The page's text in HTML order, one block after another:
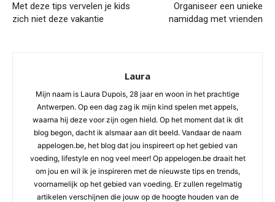
Met deze tips vervelen je kids
zich niet deze vakantie
Organiseer een unieke
namiddag met vrienden
Laura
Mijn naam is Laura Dupois, 28 jaar en woon in het prachtige
Antwerpen. Op een dag zag ik mijn kind spelen met appels,
waarna hij deze voor zijn ogen hield. Op het moment dat ik dit
blog begon, dacht ik alsmaar aan dit beeld. Vandaar de naam
appelogen.be, het blog dat jou inspireert op het gebied van
voeding, lifestyle en nog veel meer! Op appelogen.be draait het
om jou en wil ik je inspireren met de nieuwste tips en trends,
voornamelijk op het gebied van voeding. Er zullen regelmatig
artikelen verschijnen die jouw op de hoogte houden van de